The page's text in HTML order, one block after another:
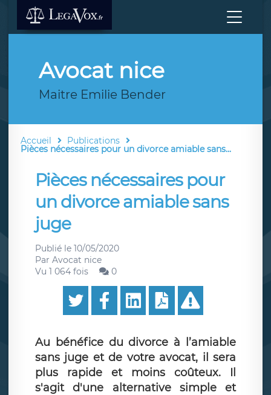
Avocat nice
Maitre Emilie Bender
Accueil Publications
Pièces nécessaires pour un divorce amiable sans...
Pièces nécessaires pour
un divorce amiable sans
juge
Publié le 10/05/2020
Par Avocat nice
Vu 1 064 fois
0
Au bénéfice du divorce à l’amiable
sans juge et de votre avocat, il sera
plus rapide et moins coûteux. Il
s'agit d'une alternative simple et